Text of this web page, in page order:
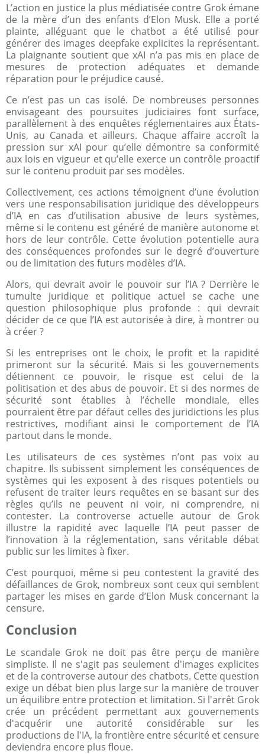
L’action en justice la plus médiatisée contre Grok émane
de la mère d’un des enfants d’Elon Musk. Elle a porté
plainte, alléguant que le chatbot a été utilisé pour
générer des images deepfake explicites la représentant.
La plaignante soutient que xAI n’a pas mis en place de
mesures de protection adéquates et demande
réparation pour le préjudice causé.
Ce n’est pas un cas isolé. De nombreuses personnes
envisageant des poursuites judiciaires font surface,
parallèlement à des enquêtes réglementaires aux États-
Unis, au Canada et ailleurs. Chaque affaire accroît la
pression sur xAI pour qu’elle démontre sa conformité
aux lois en vigueur et qu’elle exerce un contrôle proactif
sur le contenu produit par ses modèles.
Collectivement, ces actions témoignent d’une évolution
vers une responsabilisation juridique des développeurs
d’IA en cas d’utilisation abusive de leurs systèmes,
même si le contenu est généré de manière autonome et
hors de leur contrôle. Cette évolution potentielle aura
des conséquences profondes sur le degré d’ouverture
ou de limitation des futurs modèles d’IA.
Alors, qui devrait avoir le pouvoir sur l’IA ? Derrière le
tumulte juridique et politique actuel se cache une
question philosophique plus profonde : qui devrait
décider de ce que l’IA est autorisée à dire, à montrer ou
à créer ?
Si les entreprises ont le choix, le profit et la rapidité
primeront sur la sécurité. Mais si les gouvernements
détiennent ce pouvoir, le risque est celui de la
politisation et des abus de pouvoir. Et si des normes de
sécurité sont établies à l’échelle mondiale, elles
pourraient être par défaut celles des juridictions les plus
restrictives, modifiant ainsi le comportement de l’IA
partout dans le monde.
Les utilisateurs de ces systèmes n’ont pas voix au
chapitre. Ils subissent simplement les conséquences de
systèmes qui les exposent à des risques potentiels ou
refusent de traiter leurs requêtes en se basant sur des
règles qu’ils ne peuvent ni voir, ni comprendre, ni
contester. La controverse actuelle autour de Grok
illustre la rapidité avec laquelle l’IA peut passer de
l’innovation à la réglementation, sans véritable débat
public sur les limites à fixer.
C’est pourquoi, même si peu contestent la gravité des
défaillances de Grok, nombreux sont ceux qui semblent
partager les mises en garde d’Elon Musk concernant la
censure.
Conclusion
Le scandale Grok ne doit pas être perçu de manière
simpliste. Il ne s'agit pas seulement d'images explicites
et de la controverse autour des chatbots. Cette question
exige un débat bien plus large sur la manière de trouver
un équilibre entre protection et limitation. Si l'arrêt Grok
crée un précédent permettant aux gouvernements
d'acquérir une autorité considérable sur les
productions de l'IA, la frontière entre sécurité et censure
deviendra encore plus floue.